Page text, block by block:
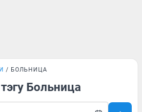
БОЛЬНИЦА
Больница